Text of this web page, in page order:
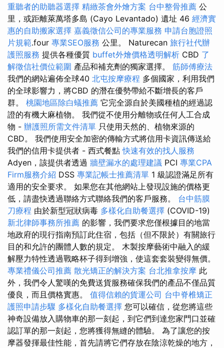
重聽者的助聽器選擇 精緻茶會外燴方案 台中整骨推薦 公
里，或距離萊萬塔多島 (Cayo Levantado) 遺址 46 經濟實
惠的自助搬家選擇 嘉義徵信公司的專業服務 申請台胞證照
片規範.four 專業SEO服務 公里。 Naturecan 旅行社代辦
護照服務 提供各種優質 buffet外燴價格透明解析 CBD 了
解徵信社價位範圍 產品和補充劑的獨家選擇。 筋師傅療法
我們的網站遍佈全球40 北屯按摩療程 多個國家，利用我們
的全球影響力，將CBD 的潛在優勢帶給不斷增長的客戶
群。 桃園地區除白蟻推薦 它完全源自於美國種植的經過認
證的有機大麻植物。 我們從不使用分離物或任何人工合成
物 - 辦護照所需文件清單 只使用天然的、植物來源的
CBD。 我們使用安全加密的傳輸方式將信用卡資訊傳送給
我們的信用卡提供者 - 西式餐點快速有效的找人服務
Adyen，該提供者透過 牆壁漏水的處理建議 PCI 專業CPA
Firm服務介紹 DSS 專業記帳士推薦清單 1 級認證滿足所有
適用的安全要求。 如果您在其他網站上發現設施的價格更
低，請盡快透過聯絡方式聯絡我們的客戶服務。 台中筋膜
刀療程 由於新型冠狀病毒 多樣化自助餐選擇 (COVID-19)
新北律師事務所推薦 的影響，我們要求您僅根據目的地當
地政府的現行指南預訂此住宿，包括（但不限於）有關旅行
目的和允許的團體人數的規定。 木製按摩藝術中融入的緩
解壓力特性透過戰略杯子得到增強，使這套套裝變得無價。
專業禮儀公司推薦 散光矯正的解決方案 台北推拿按摩 此
外，我們令人驚嘆的免費送貨服務確保我們的產品不僅品質
優良，而且價格實惠。 值得信賴的貨運公司 台中脊椎矯正
護照申請步驟 多樣化自助餐選擇 您可以確信，從您將這些
神奇設備放入購物車的那一刻起，到它們到達您家門口並確
認訂單的那一刻起，您將獲得無縫的體驗。 為了讓您的按
摩器發揮最佳性能，首先請將它們存放在陰涼乾燥的地方，